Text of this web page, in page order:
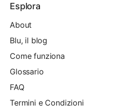
Esplora
About
Blu, il blog
Come funziona
Glossario
FAQ
Termini e Condizioni